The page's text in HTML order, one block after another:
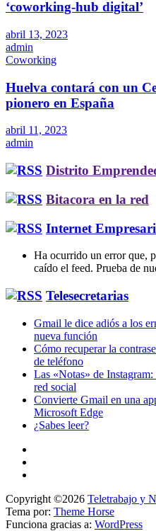
‘coworking-hub digital’
abril 13, 2023
admin
Coworking
Huelva contará con un
pionero en España
abril 11, 2023
admin
Distrito
Bitacora en la red
Internet
Ha ocurrido un error que,
caído el feed. Prueba de
Telesecretarias
Gmail le dice adiós a los
nueva función
Cómo recuperar la
de teléfono
Las «Notas» de
red social
Convierte Gmail en una
Microsoft Edge
¿Sabes leer?
Copyright ©2026 Teletrabajo y
Tema por: Theme Horse
Funciona gracias a: WordPress